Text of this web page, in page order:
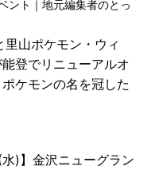
ント｜地元編集者のとっ
里山ポケモン・ウィ
登でリニューアルオ
ケモンの名を冠した
)】金沢ニューグラン